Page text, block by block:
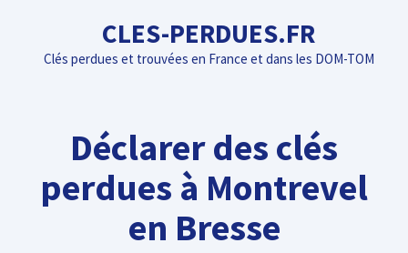
contenu
CLES-PERDUES.FR
Clés perdues et trouvées en France et dans les DOM-TOM
Déclarer des clés
perdues à Montrevel
en Bresse